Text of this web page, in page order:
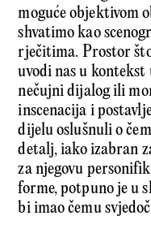
moguće objektivom
shvatimo kao
rječitima. Prostor
uvodi nas u kontekst
nečujni dijalog ili
inscenacija i
dijelu oslušnuli o
detalj, iako izabran
za njegovu
forme, potpuno je u
bi imao čemu